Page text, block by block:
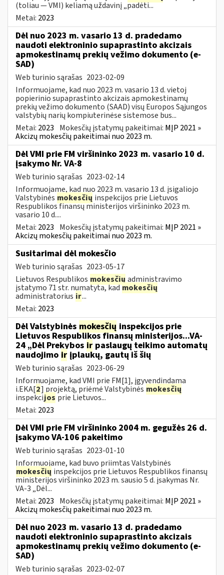
(toliau — VMI) keliamą uždavinį „padėti...
Metai: 2023
Dėl nuo 2023 m. vasario 13 d. pradedamo
naudoti elektroninio supaprastinto akcizais
apmokestinamų prekių vežimo dokumento (e-
SAD)
Web turinio sąrašas 2023-02-09
Informuojame, kad nuo 2023 m. vasario 13 d. vietoj
popierinio supaprastinto akcizais apmokestinamų
prekių vežimo dokumento (SAAD) visų Europos Sąjungos
valstybių narių kompiuterinėse sistemose bus...
Metai: 2023 Mokesčių įstatymų pakeitimai: MĮP 2021 »
Akcizų mokesčių pakeitimai nuo 2023 m.
Dėl VMI prie FM viršininko 2023 m. vasario 10 d.
įsakymo Nr. VA-8
Web turinio sąrašas 2023-02-14
Informuojame, kad nuo 2023 m. vasario 13 d. įsigaliojo
Valstybinės mokesčių inspekcijos prie Lietuvos
Respublikos finansų ministerijos viršininko 2023 m.
vasario 10 d....
Metai: 2023 Mokesčių įstatymų pakeitimai: MĮP 2021 »
Akcizų mokesčių pakeitimai nuo 2023 m.
Susitarimai dėl mokesčio
Web turinio sąrašas 2023-05-17
Lietuvos Respublikos mokesčių administravimo
įstatymo 71 str. numatyta, kadmokesčių
administratorius ir...
Metai: 2023
Dėl Valstybinės mokesčių inspekcijos prie
Lietuvos Respublikos finansų ministerijos...VA-
24 „Dėl Prekybos ir paslaugų teikimo automatų
naudojimo ir įplaukų, gautų iš šių
Web turinio sąrašas 2023-06-29
Informuojame, kad VMI prie FM[1], įgyvendindama
i.EKA[2] projektą, priėmė Valstybinės mokesčių
inspekcijos prie Lietuvos...
Metai: 2023
Dėl VMI prie FM viršininko 2004 m. gegužės 26 d.
įsakymo VA-106 pakeitimo
Web turinio sąrašas 2023-01-10
Informuojame, kad buvo priimtas Valstybinės
mokesčių inspekcijos prie Lietuvos Respublikos finansų
ministerijos viršininko 2023 m. sausio 5 d. įsakymas Nr.
VA-3 „Dėl...
Metai: 2023 Mokesčių įstatymų pakeitimai: MĮP 2021 »
Akcizų mokesčių pakeitimai nuo 2023 m.
Dėl nuo 2023 m. vasario 13 d. pradedamo
naudoti elektroninio supaprastinto akcizais
apmokestinamų prekių vežimo dokumento (e-
SAD)
Web turinio sąrašas 2023-02-07